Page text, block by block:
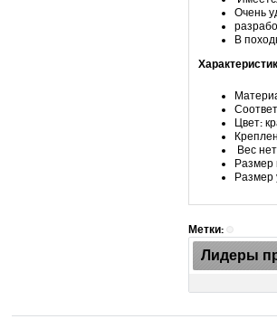
Очень
В
Цвет:
Вес
Размер
Размер
Метки:
Лидеры